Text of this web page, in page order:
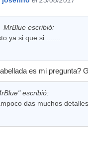
MrBlue escribió:
ya si que si .......
es mi pregunta?
escribió:
das muchos